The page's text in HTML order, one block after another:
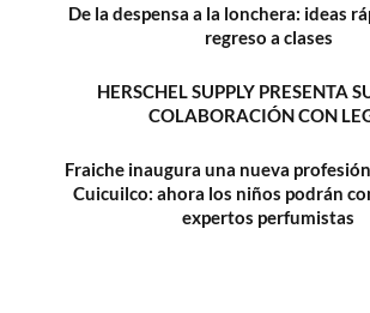
De la despensa a la lonchera: ideas
regreso a clases
HERSCHEL SUPPLY PRESENTA
COLABORACIÓN CON
Fraiche inaugura una nueva
Cuicuilco: ahora los niños podrán
expertos perfumistas